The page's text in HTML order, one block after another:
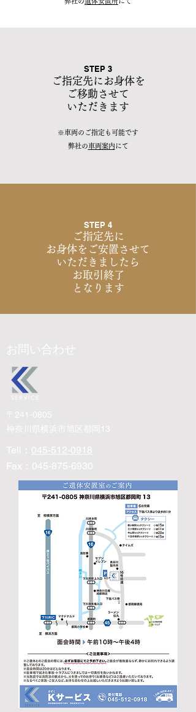
STEP 3
​ご指定先に お身体を
ご移動させて
いただきます
※車両のご指定も可能です
​弊社の車両案内にて
STEP 4
ご指定先に
お身体をご安置させて
いただきましたら
お取引終了
となります
​お問い合わせ
〒241-0805
神奈川県横浜市旭区都岡13
Tell
045-512-0918
Fax：045-875-6930